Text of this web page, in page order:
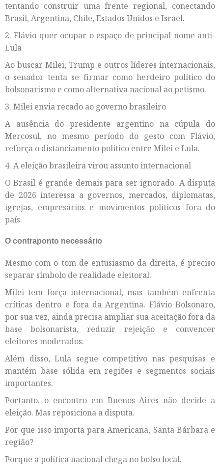
tentando construir uma frente regional, conectando
Brasil, Argentina, Chile, Estados Unidos e Israel.
2. Flávio quer ocupar o espaço de principal nome anti-
Lula
Ao buscar Milei, Trump e outros líderes internacionais,
o senador tenta se firmar como herdeiro político do
bolsonarismo e como alternativa nacional ao petismo.
3. Milei envia recado ao governo brasileiro
A ausência do presidente argentino na cúpula do
Mercosul, no mesmo período do gesto com Flávio,
reforça o distanciamento político entre Milei e Lula.
4. A eleição brasileira virou assunto internacional
O Brasil é grande demais para ser ignorado. A disputa
de 2026 interessa a governos, mercados, diplomatas,
igrejas, empresários e movimentos políticos fora do
país.
O contraponto necessário
Mesmo com o tom de entusiasmo da direita, é preciso
separar símbolo de realidade eleitoral.
Milei tem força internacional, mas também enfrenta
críticas dentro e fora da Argentina. Flávio Bolsonaro,
por sua vez, ainda precisa ampliar sua aceitação fora da
base bolsonarista, reduzir rejeição e convencer
eleitores moderados.
Além disso, Lula segue competitivo nas pesquisas e
mantém base sólida em regiões e segmentos sociais
importantes.
Portanto, o encontro em Buenos Aires não decide a
eleição. Mas reposiciona a disputa.
Por que isso importa para Americana, Santa Bárbara e
região?
Porque a política nacional chega no bolso local.